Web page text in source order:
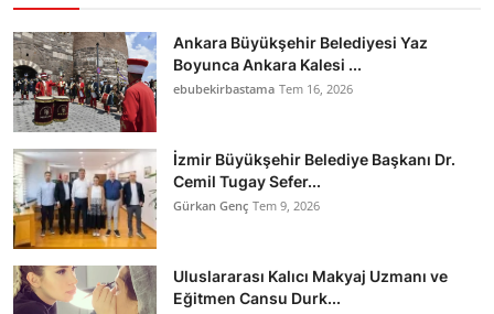
Ankara Büyükşehir Belediyesi Yaz
Boyunca Ankara Kalesi ...
ebubekirbastama Tem 16, 2026
İzmir Büyükşehir Belediye Başkanı Dr.
Cemil Tugay Sefer...
Gürkan Genç Tem 9, 2026
Uluslararası Kalıcı Makyaj Uzmanı ve
Eğitmen Cansu Durk...